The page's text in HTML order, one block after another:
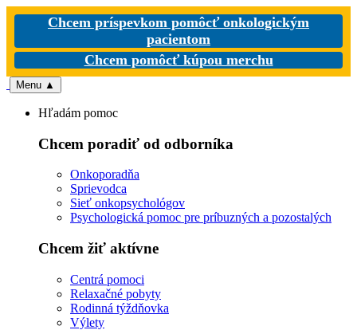
Chcem príspevkom pomôcť onkologickým
pacientom
Chcem pomôcť kúpou merchu
Menu ▲
Hľadám pomoc
Chcem poradiť od odborníka
Onkoporadňa
Sprievodca
Sieť onkopsychológov
Psychologická pomoc pre príbuzných a pozostalých
Chcem žiť aktívne
Centrá pomoci
Relaxačné pobyty
Rodinná týždňovka
Výlety